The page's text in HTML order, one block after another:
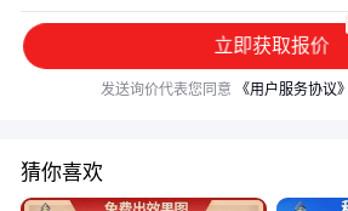
立即获取报价
发送询价代表您同意 《用户服务协议》
猜你喜欢